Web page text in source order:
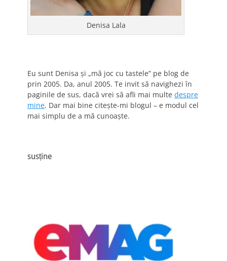
Denisa Lala
Eu sunt Denisa și „mă joc cu tastele” pe blog de
prin 2005. Da, anul 2005. Te invit să navighezi în
paginile de sus, dacă vrei să afli mai multe despre
mine. Dar mai bine citește-mi blogul – e modul cel
mai simplu de a mă cunoaște.
susține